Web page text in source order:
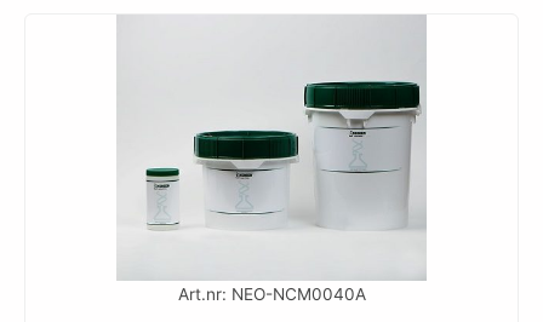
Art.nr: NEO-NCM0040A